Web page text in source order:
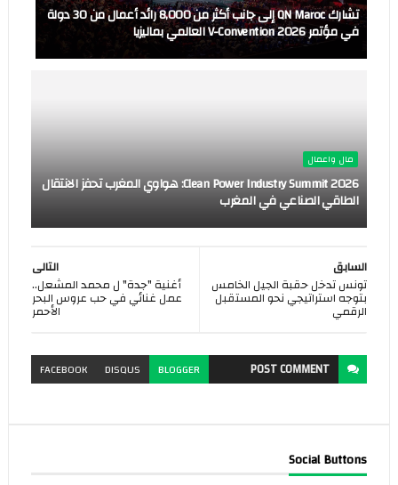
تشارك QN Maroc إلى جانب أكثر من 8,000 رائد أعمال من 30 دولة
في مؤتمر V-Convention 2026 العالمي بماليزيا
مال واعمال
Clean Power Industry Summit 2026: هواوي المغرب تحفز الانتقال
الطاقي الصناعي في المغرب
التالى
أغنية "جدة" ل محمد المشعل..
عمل غنائي في حب عروس البحر
الأحمر
السابق
تونس تدخل حقبة الجيل الخامس
بتوجه استراتيجي نحو المستقبل
الرقمي
POSTCOMMENT
BLOGGER
DISQUS
FACEBOOK
Social Buttons